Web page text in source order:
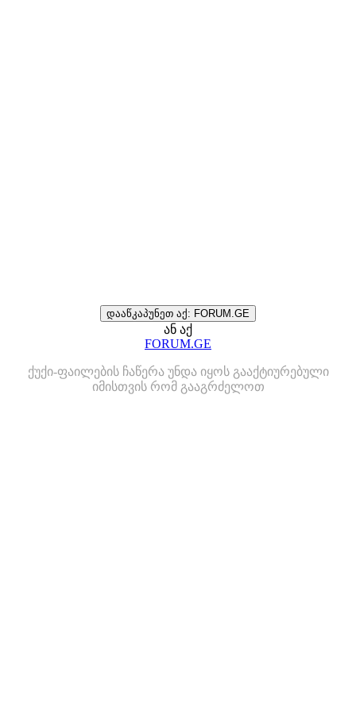
დააწკაპუნეთ აქ: FORUM.GE
ან აქ
FORUM.GE
ქუქი-ფაილების ჩაწერა უნდა იყოს გააქტიურებული
იმისთვის რომ გააგრძელოთ